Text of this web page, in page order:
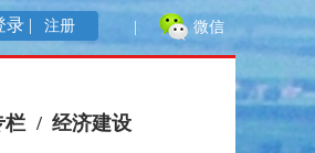
微信
录 | 注册
栏 / 经济建设